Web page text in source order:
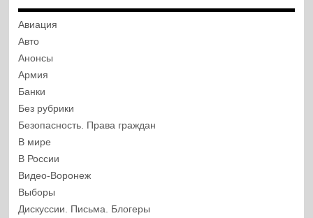
Авиация
Авто
Анонсы
Армия
Банки
Без рубрики
Безопасность. Права граждан
В мире
В России
Видео-Воронеж
Выборы
Дискуссии. Письма. Блогеры